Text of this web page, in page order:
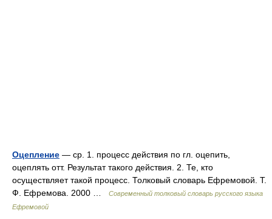
Оцепление — ср. 1. процесс действия по гл. оцепить,
оцеплять отт. Результат такого действия. 2. Те, кто
осуществляет такой процесс. Толковый словарь Ефремовой. Т.
Ф. Ефремова. 2000 …
Современный толковый словарь русского языка
Ефремовой